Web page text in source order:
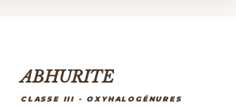
ABHURITE
CLASSE III - OXYHALOGÉNURES